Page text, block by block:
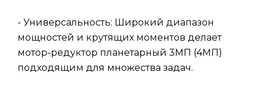
- Универсальность: Широкий диапазон
мощностей и крутящих моментов делает
мотор-редуктор планетарный 3МП (4МП)
подходящим для множества задач.